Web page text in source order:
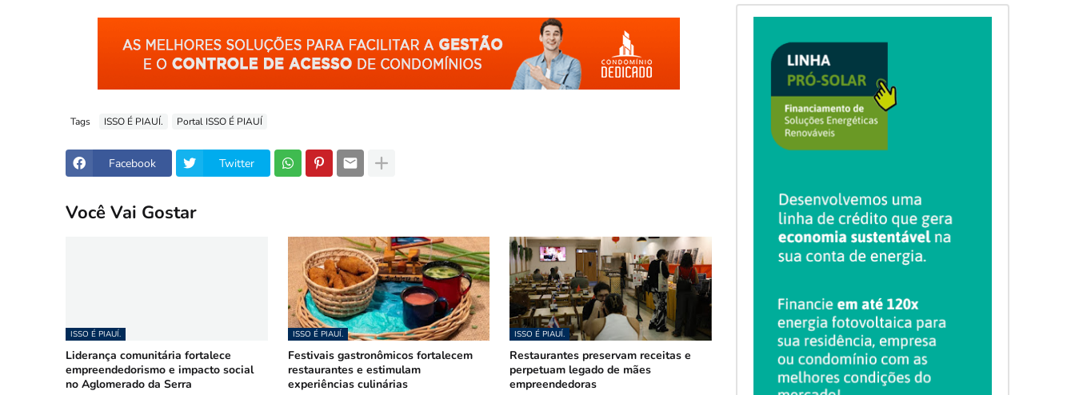
Tags ISSO É PIAUÍ. Portal ISSO É PIAUÍ
Facebook Twitter
Você Vai Gostar
ISSO É PIAUÍ.
Liderança comunitária fortalece
empreendedorismo e impacto social
no Aglomerado da Serra
ISSO É PIAUÍ.
Festivais gastronômicos fortalecem
restaurantes e estimulam
experiências culinárias
ISSO É PIAUÍ.
Restaurantes preservam receitas e
perpetuam legado de mães
empreendedoras